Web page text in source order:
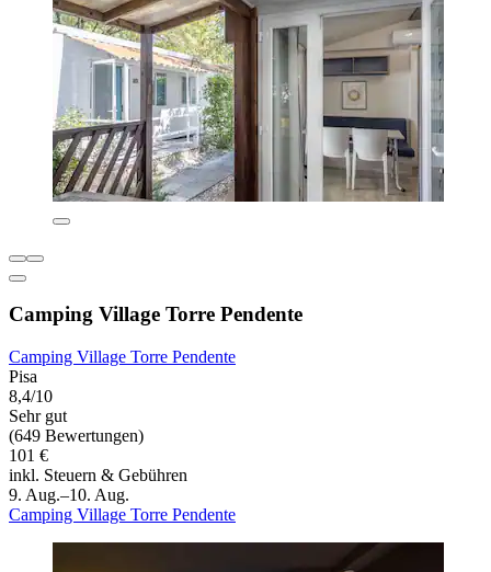
Camping Village Torre Pendente
Camping Village Torre Pendente
Pisa
8,4/10
Sehr gut
(649 Bewertungen)
101 €
inkl. Steuern & Gebühren
9. Aug.–10. Aug.
Camping Village Torre Pendente